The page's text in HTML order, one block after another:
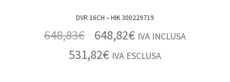
DVR 16CH – HIK 300229719
648,83€ 648,82€ IVA INCLUSA
531,82€ IVA ESCLUSA